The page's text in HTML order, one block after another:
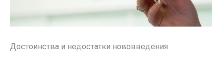
Достоинства и недостатки нововведения